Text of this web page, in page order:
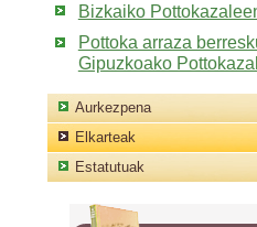
Bizkaiko
Pottoka arraza
Gipuzkoako
Aurkezpena
Elkarteak
Estatutuak